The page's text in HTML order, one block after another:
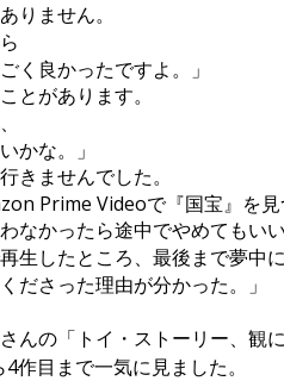
りません。
く良かったですよ。」
とがあります。
かな。」
きませんでした。
Prime Videoで『国宝』を見
なかったら途中でやめてもい
生したところ、最後まで夢中
ださった理由が分かった。」
んの「トイ・ストーリー、観
作目まで一気に見ました。